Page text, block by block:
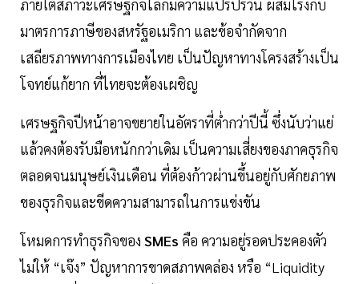
ภายใต้สภาวะเศรษฐกิจโลกมีความแปรปรวน ผสมโรงกับ
มาตรการภาษีของสหรัฐอเมริกา และข้อจำกัดจาก
เสถียรภาพทางการเมืองไทย เป็นปัญหาทางโครงสร้างเป็น
โจทย์แก้ยาก ที่ไทยจะต้องเผชิญ
เศรษฐกิจปีหน้าอาจขยายในอัตราที่ต่ำกว่าปีนี้ ซึ่งนับว่าแย่
แล้วคงต้องรับมือหนักกว่าเดิม เป็นความเสี่ยงของภาคธุรกิจ
ตลอดจนมนุษย์เงินเดือน ที่ต้องก้าวผ่านขึ้นอยู่กับศักยภาพ
ของธุรกิจและขีดความสามารถในการแข่งขัน
โหมดการทำธุรกิจของ SMEs คือ ความอยู่รอดประคองตัว
ไม่ให้ “เจ๊ง” ปัญหาการขาดสภาพคล่อง หรือ “Liquidity